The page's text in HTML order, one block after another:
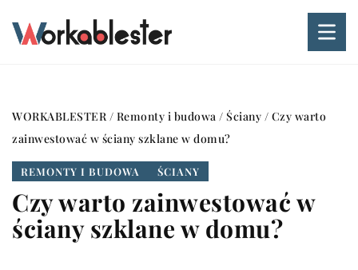
WORKABLESTER/ Remonty i budowa / Ściany / Czy warto
zainwestować w ściany szklane w domu?
REMONTY I BUDOWA ŚCIANY
Czy warto zainwestować w
ściany szklane w domu?